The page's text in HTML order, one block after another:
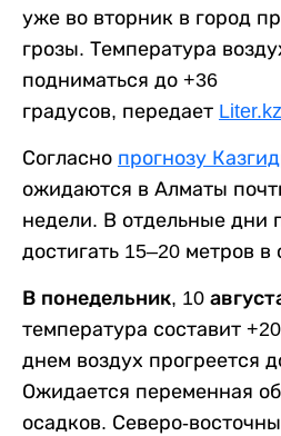
уже во вторник в город
грозы. Температура
подниматься до +36
градусов, передает Liter.kz
Согласно прогнозу
ожидаются в Алматы
недели. В отдельные дни
достигать 15–20 метров в
В понедельник, 10
температура составит
днем воздух прогреется
Ожидается переменная
осадков. Северо-